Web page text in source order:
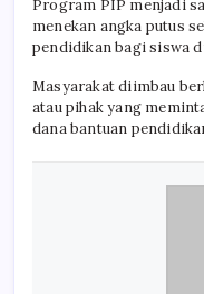
Program PIP menjadi
menekan angka putus
pendidikan bagi siswa
Masyarakat diimbau
atau pihak yang
dana bantuan